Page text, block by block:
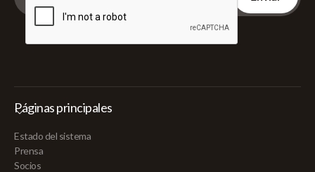
Páginas principales
Estado del sistema
Prensa
Socios